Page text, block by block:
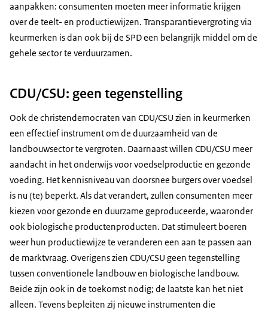
aanpakken: consumenten moeten meer informatie krijgen
over de teelt- en productiewijzen. Transparantievergroting via
keurmerken is dan ook bij de SPD een belangrijk middel om de
gehele sector te verduurzamen.
CDU/CSU: geen tegenstelling
Ook de christendemocraten van CDU/CSU zien in keurmerken
een effectief instrument om de duurzaamheid van de
landbouwsector te vergroten. Daarnaast willen CDU/CSU meer
aandacht in het onderwijs voor voedselproductie en gezonde
voeding. Het kennisniveau van doorsnee burgers over voedsel
is nu (te) beperkt. Als dat verandert, zullen consumenten meer
kiezen voor gezonde en duurzame geproduceerde, waaronder
ook biologische productenproducten. Dat stimuleert boeren
weer hun productiewijze te veranderen een aan te passen aan
de marktvraag. Overigens zien CDU/CSU geen tegenstelling
tussen conventionele landbouw en biologische landbouw.
Beide zijn ook in de toekomst nodig; de laatste kan het niet
alleen. Tevens bepleiten zij nieuwe instrumenten die